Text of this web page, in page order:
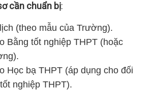
cần chuẩn bị:
(theo mẫu của Trường).
Bằng tốt nghiệp THPT (hoặc
Học bạ THPT (áp dụng cho đối
nghiệp THPT).